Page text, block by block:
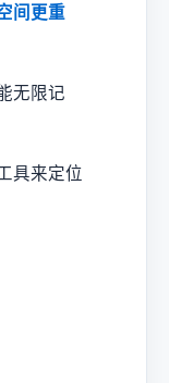
间更重
无限记
具来定位